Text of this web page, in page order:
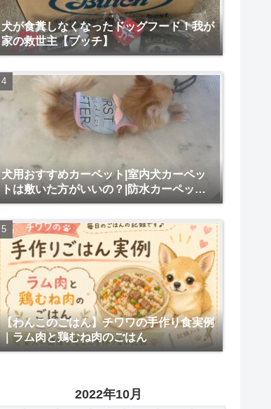
犬が食糞しなくなったドッグフード！我が
家の救世主【ブッチ】
犬用おすすめカーペット|室内犬カーペッ
トは敷いた方がいいの？|防水カーペット
犬用
【わんこのごはん】チワワの手作り食実例
｜ラム肉と鶏むね肉のごはん
2022年10月